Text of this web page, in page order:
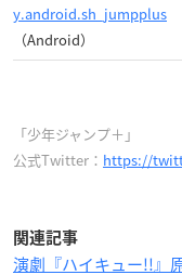
y.android.sh_jumpplus
（Android）
「少年ジャンプ＋」
公式Twitter： https://
関連記事
演劇『ハイキュー!!』